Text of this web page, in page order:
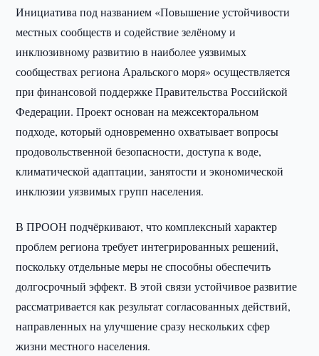
Инициатива под названием «Повышение устойчивости
местных сообществ и содействие зелёному и
инклюзивному развитию в наиболее уязвимых
сообществах региона Аральского моря» осуществляется
при финансовой поддержке Правительства Российской
Федерации. Проект основан на межсекторальном
подходе, который одновременно охватывает вопросы
продовольственной безопасности, доступа к воде,
климатической адаптации, занятости и экономической
инклюзии уязвимых групп населения.
В ПРООН подчёркивают, что комплексный характер
проблем региона требует интегрированных решений,
поскольку отдельные меры не способны обеспечить
долгосрочный эффект. В этой связи устойчивое развитие
рассматривается как результат согласованных действий,
направленных на улучшение сразу нескольких сфер
жизни местного населения.